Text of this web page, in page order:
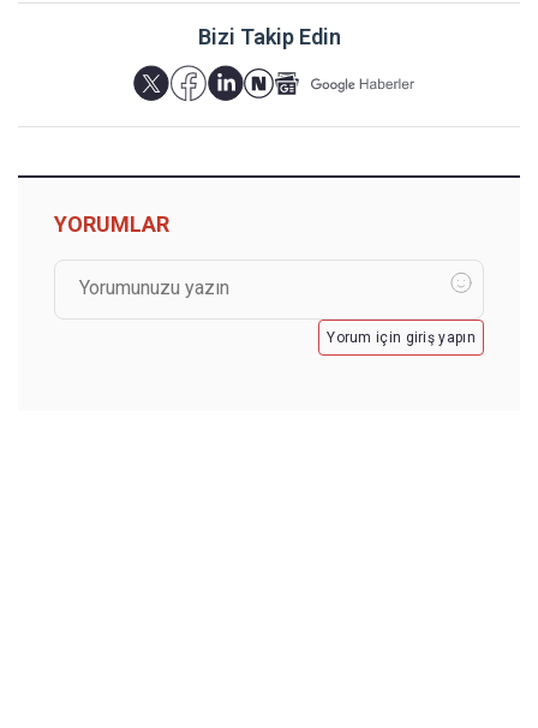
Bizi Takip Edin
YORUMLAR
Yorum için giriş yapın